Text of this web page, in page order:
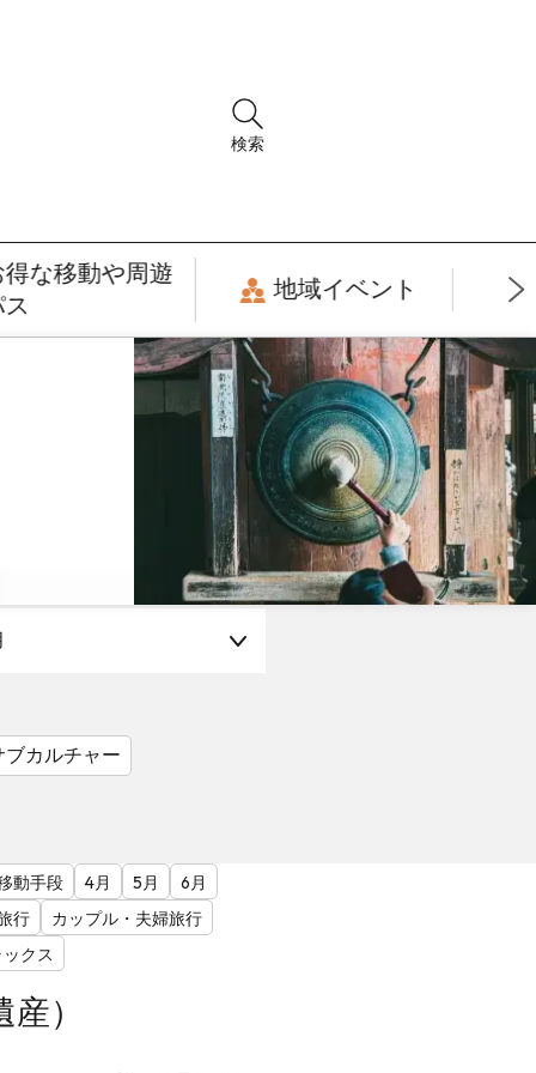
検索
得な移動や周遊
地域イベント
ブカルチャー
動手段 4月 5月
6月
行
カップル・夫婦旅行
クス
）